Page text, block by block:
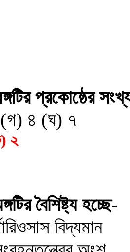
প্রকোষ্ঠের
৪ (ঘ) ৭
২
বৈশিষ্ট্য হচ্ছে-
বিদ্যমান